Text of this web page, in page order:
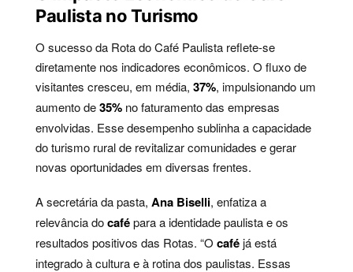
Paulista no Turismo
O sucesso da Rota do Café Paulista reflete-se
diretamente nos indicadores econômicos. O fluxo de
visitantes cresceu, em média, 37%, impulsionando um
aumento de35% no faturamento das empresas
envolvidas. Esse desempenho sublinha a capacidade
do turismo rural de revitalizar comunidades e gerar
novas oportunidades em diversas frentes.
A secretária da pasta, Ana Biselli, enfatiza a
relevância docafépara a identidade paulista e os
resultados positivos das Rotas. “O caféjá está
integrado à cultura e à rotina dos paulistas. Essas